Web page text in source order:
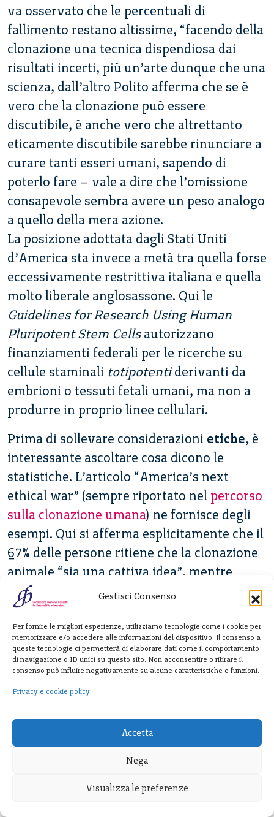
Gestisci Consenso
Per fornire le migliori esperienze, utilizziamo tecnologie come i cookie per
memorizzare e/o accedere alle informazioni del dispositivo. Il consenso a
queste tecnologie ci permetterà di elaborare dati come il comportamento
di navigazione o ID unici su questo sito. Non acconsentire o ritirare il
consenso può influire negativamente su alcune caratteristiche e funzioni.
Privacy e cookie policy
Accetta
Nega
Visualizza le preferenze
va osservato che le percentuali di
fallimento restano altissime, “facendo della
clonazione una tecnica dispendiosa dai
risultati incerti, più un’arte dunque che una
scienza, dall’altro Polito afferma che se è
vero che la clonazione può essere
discutibile, è anche vero che altrettanto
eticamente discutibile sarebbe rinunciare a
curare tanti esseri umani, sapendo di
poterlo fare – vale a dire che l’omissione
consapevole sembra avere un peso analogo
a quello della mera azione.
La posizione adottata dagli Stati Uniti
d’America sta invece a metà tra quella forse
eccessivamente restrittiva italiana e quella
molto liberale anglosassone. Qui le
Guidelines for Research Using Human
Pluripotent Stem Cellsautorizzano
finanziamenti federali per le ricerche su
cellule staminali totipotentiderivanti da
embrioni o tessuti fetali umani, ma non a
produrre in proprio linee cellulari.
Prima di sollevare considerazioni etiche, è
interessante ascoltare cosa dicono le
statistiche. L’articolo “America’s next
ethical war” (sempre riportato nel percorso
sulla clonazione umana) ne fornisce degli
esempi. Qui si afferma esplicitamente che il
67% delle persone ritiene che la clonazione
animale “sia una cattiva idea”, mentre
l’idea della clonazione umana vede il 90%
della popolazione come contraria. L’articolo
mostra però che una forte maggioranza è
contraria perfino alla clonazione per fini
terapeutici, in particolare alla clonazione di
organi a scopo di trapianto (68% contrari) e
ad avere figli (76%). E tuttavia lo stesso
articolo precisa che, se si va a consultare il
Human Cloning Foundation
immediata la forte presenza di voci che